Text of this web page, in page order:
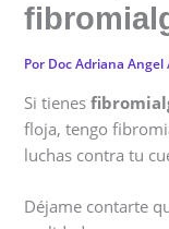
Por Doc Adriana Angel
Si tienes
floja, tengo
luchas contra tu
Déjame contarte